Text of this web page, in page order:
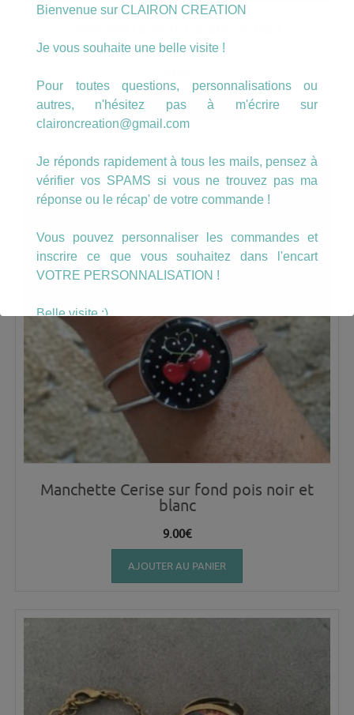
AJOUTER AU PANIER
Manchette Cerise sur fond pois noir et
blanc
9.00€
AJOUTER AU PANIER
Bienvenue sur CLAIRON CREATION
Je vous souhaite une belle visite !
Pour toutes questions, personnalisations ou
autres, n'hésitez pas à m'écrire sur
claironcreation@gmail.com
Je réponds rapidement à tous les mails, pensez à
vérifier vos SPAMS si vous ne trouvez pas ma
réponse ou le récap' de votre commande !
Vous pouvez personnaliser les commandes et
inscrire ce que vous souhaitez dans l'encart
VOTRE PERSONNALISATION !
Belle visite :)